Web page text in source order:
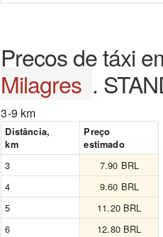
Preços de táxi
Milagres .
3-9 km
Distância,
km
Preço
estimado
3
7.90 BRL
4
9.60 BRL
5
11.20 BRL
6
12.80 BRL